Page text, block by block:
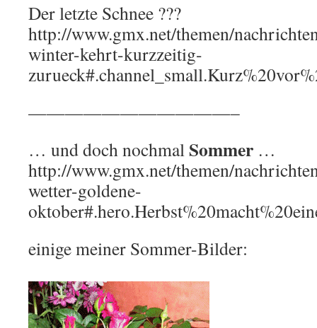
Der letzte Schnee ???
http://www.gmx.net/themen/
winter-kehrt-kurzzeitig-
———————————–
… und doch nochmal Sommer …
http://www.gmx.net/themen/
wetter-goldene-
einige meiner Sommer-Bilder: